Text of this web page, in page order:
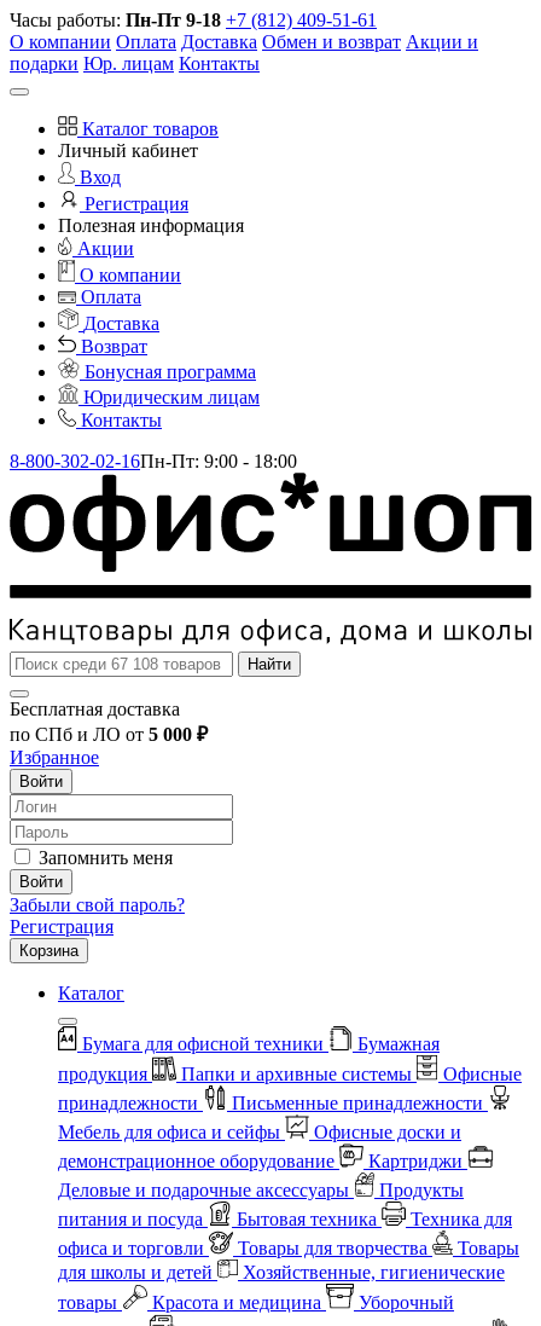
Часы работы: Пн-Пт 9-18 +7 (812) 409-51-61
О компании Оплата Доставка Обмен и возврат Акции и
подарки Юр. лицам Контакты
Каталог товаров
Личный кабинет
Вход
Регистрация
Полезная информация
Акции
О компании
Оплата
Доставка
Возврат
Бонусная программа
Юридическим лицам
Контакты
8-800-302-02-16Пн-Пт: 9:00 - 18:00
Найти
Бесплатная доставка
по СПб и ЛО от 5 000 ₽
Избранное
Войти
Запомнить меня
Войти
Забыли свой пароль?
Регистрация
Корзина
Каталог
Бумага для офисной техники
Бумажная
продукция
Папки и архивные системы
Офисные
принадлежности
Письменные принадлежности
Мебель для офиса и сейфы
Офисные доски и
демонстрационное оборудование
Картриджи
Деловые и подарочные аксессуары
Продукты
питания и посуда
Бытовая техника
Техника для
офиса и торговли
Товары для творчества
Товары
для школы и детей
Хозяйственные, гигиенические
товары
Красота и медицина
Уборочный